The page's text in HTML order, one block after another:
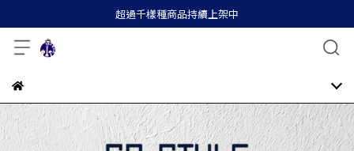
超過千樣種商品持續上架中